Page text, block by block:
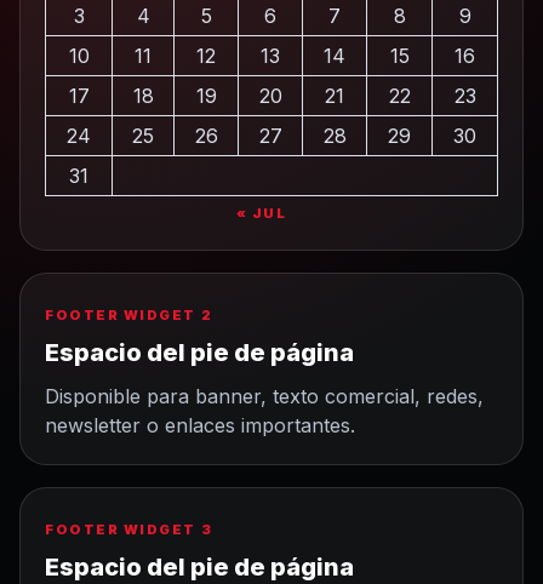
3
4 5 6 7 8
9
10
11 12 13 14 15
16
17
18 19 20 21 22
23
24
25 26 27 28 29
30
31
« JUL
FOOTER WIDGET 2
Espacio del pie de página
Disponible para banner, texto comercial, redes,
newsletter o enlaces importantes.
FOOTER WIDGET 3
Espacio del pie de página